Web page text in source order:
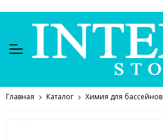
Главная Каталог Химия для бассейнов